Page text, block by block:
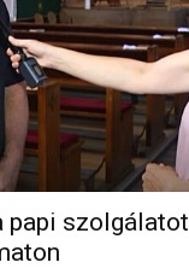
papi szolgálatot